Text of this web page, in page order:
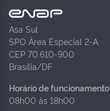
Asa Sul
SPO Área Especial 2-A
CEP 70.610-900
Brasília/DF
Horário de funcionamento
08h00 às 18h00